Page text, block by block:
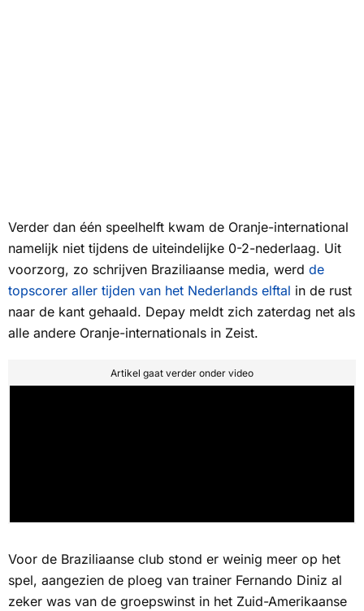
Verder dan één speelhelft kwam de Oranje-international
namelijk niet tijdens de uiteindelijke 0-2-nederlaag. Uit
voorzorg, zo schrijven Braziliaanse media, werd de
topscorer aller tijden van het Nederlands elftal in de rust
naar de kant gehaald. Depay meldt zich zaterdag net als
alle andere Oranje-internationals in Zeist.
Artikel gaat verder onder video
Voor de Braziliaanse club stond er weinig meer op het
spel, aangezien de ploeg van trainer Fernando Diniz al
zeker was van de groepswinst in het Zuid-Amerikaanse